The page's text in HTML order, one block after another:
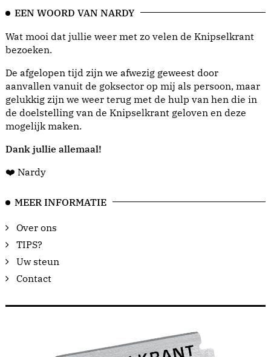
EEN WOORD VAN NARDY
Wat mooi dat jullie weer met zo velen de Knipselkrant
bezoeken.
De afgelopen tijd zijn we afwezig geweest door
aanvallen vanuit de goksector op mij als persoon, maar
gelukkig zijn we weer terug met de hulp van hen die in
de doelstelling van de Knipselkrant geloven en deze
mogelijk maken.
Dank jullie allemaal!
❤️ Nardy
MEER INFORMATIE
Over ons
TIPS?
Uw steun
Contact